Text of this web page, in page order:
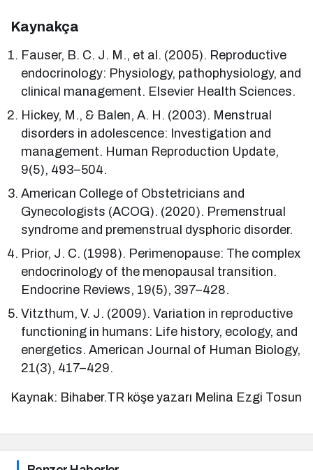
Kaynakça
Fauser, B. C. J. M., et al. (2005). Reproductive
endocrinology: Physiology, pathophysiology, and
clinical management. Elsevier Health Sciences.
Hickey, M., & Balen, A. H. (2003). Menstrual
disorders in adolescence: Investigation and
management. Human Reproduction Update,
9(5), 493–504.
American College of Obstetricians and
Gynecologists (ACOG). (2020). Premenstrual
syndrome and premenstrual dysphoric disorder.
Prior, J. C. (1998). Perimenopause: The complex
endocrinology of the menopausal transition.
Endocrine Reviews, 19(5), 397–428.
Vitzthum, V. J. (2009). Variation in reproductive
functioning in humans: Life history, ecology, and
energetics. American Journal of Human Biology,
21(3), 417–429.
Kaynak: Bihaber.TR köşe yazarı Melina Ezgi Tosun